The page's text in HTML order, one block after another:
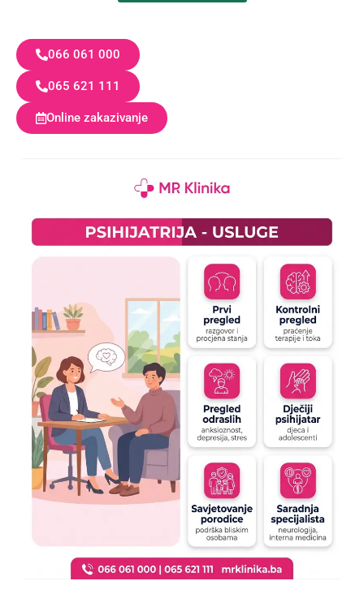
066 061 000
065 621 111
Online zakazivanje